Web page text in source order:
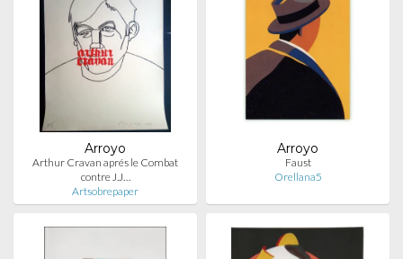
Arroyo
Arthur Cravan aprés le Combat
contre J.J…
Artsobrepaper
Arroyo
Faust
Orellana5